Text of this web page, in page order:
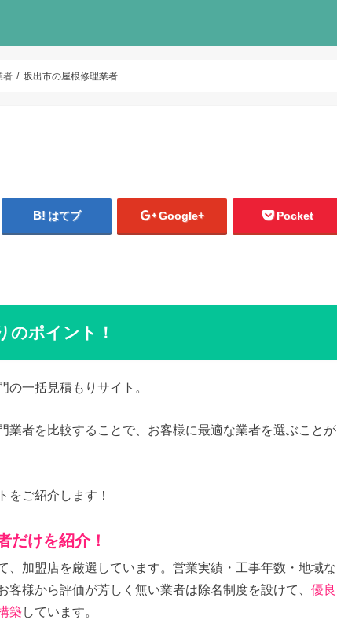
者 坂出市の屋根修理業者
はてブ Google+ Pocket
のポイント！
一括見積もりサイト。
業者を比較することで、お客様に最適な業者を選ぶことが
をご紹介します！
だけを紹介！
、加盟店を厳選しています。営業実績・工事年数・地域な
様から評価が芳しく無い業者は除名制度を設けて、 優良
築しています。